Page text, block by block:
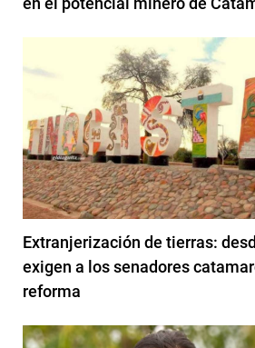
Extranjerización de tierras:
exigen a los senadores
reforma